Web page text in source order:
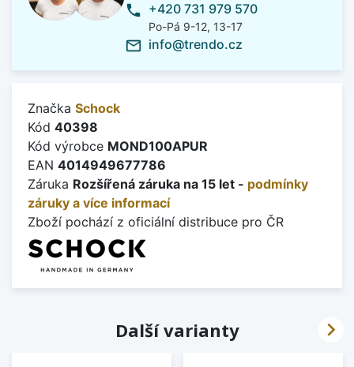
phone +420 731 979 570
Po-Pá 9-12, 13-17
mail_outline info@trendo.cz
Značka Schock
Kód 40398
Kód výrobce MOND100APUR
EAN 4014949677786
Záruka Rozšířená záruka na 15 let - podmínky
záruky a více informací
Zboží pochází z oficiální distribuce pro ČR
Další varianty 